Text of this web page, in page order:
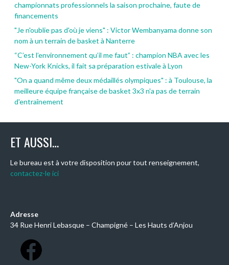
championnats professionnels la saison prochaine, faute de
financements
"Je n'oublie pas d'où je viens" : Victor Wembanyama donne son
nom à un terrain de basket à Nanterre
“C’est l’environnement qu’il me faut” : champion NBA avec les
New-York Knicks, il fait sa préparation estivale à Lyon
"On a quand même deux médaillés olympiques" : à Toulouse, la
meilleure équipe française de basket 3x3 n'a pas de terrain
d'entraînement
ET AUSSI…
Le bureau est à votre disposition pour tout renseignement,
contactez-le ici
Adresse
34 Rue Henri Lebasque – Champigné – Les Hauts d’Anjou